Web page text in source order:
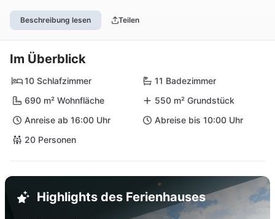
Beschreibung lesen Teilen
Im Überblick
10 Schlafzimmer
11 Badezimmer
690 m² Wohnfläche
550 m² Grundstück
Anreise ab 16:00 Uhr
Abreise bis 10:00 Uhr
20 Personen
Highlights des Ferienhauses